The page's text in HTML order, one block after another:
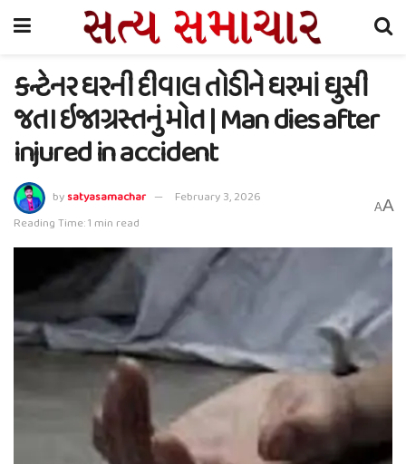
કન્ટેનર ઘરની દીવાલ તોડીને ઘરમાં ઘુસી
જતા ઇજાગ્રસ્તનું મોત | Man dies after
injured in accident
bysatyasamachar
February 3, 2026
Reading Time: 1 min read
AA